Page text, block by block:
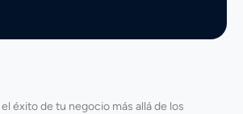
éxito de tu negocio más allá de los